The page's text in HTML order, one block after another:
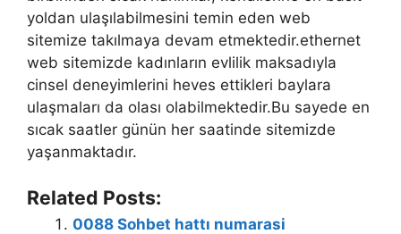
yoldan ulaşılabilmesini temin eden web
sitemize takılmaya devam etmektedir.ethernet
web sitemizde kadınların evlilik maksadıyla
cinsel deneyimlerini heves ettikleri baylara
ulaşmaları da olası olabilmektedir.Bu sayede en
sıcak saatler günün her saatinde sitemizde
yaşanmaktadır.
Related Posts:
0088 Sohbet hattı numarasi